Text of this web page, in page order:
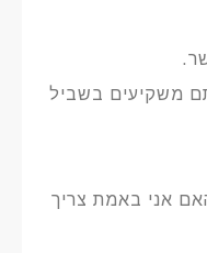
משקיעים בשביל
אני באמת צריך